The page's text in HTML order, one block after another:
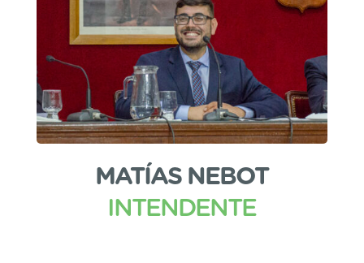
MATÍAS NEBOT
INTENDENTE